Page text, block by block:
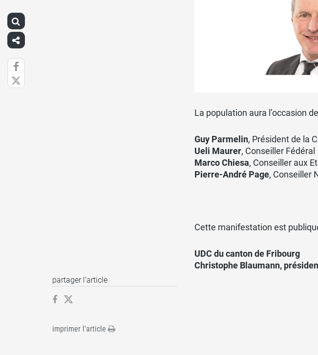
La population aura l’occasion
Guy Parmelin, Président de la
Ueli Maurer, Conseiller Fédéral
Marco Chiesa, Conseiller aux
Pierre-André Page, Conseiller
Cette manifestation est
UDC du canton de Fribourg
Christophe Blaumann,
partager l’article
imprimer l'article